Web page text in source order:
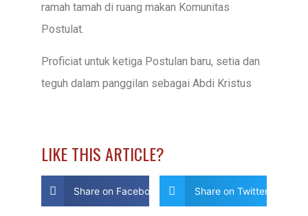
ramah tamah di ruang makan Komunitas
Postulat.
Proficiat untuk ketiga Postulan baru, setia dan
teguh dalam panggilan sebagai Abdi Kristus
LIKE THIS ARTICLE?
Share on Facebook Share on Twitter